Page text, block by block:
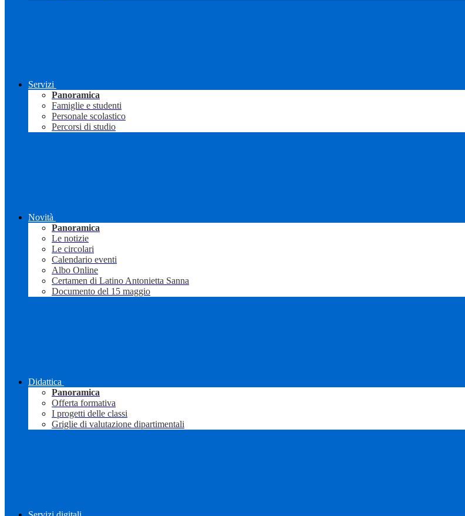
Servizi
Panoramica
Famiglie e studenti
Personale scolastico
Percorsi di studio
Novità
Panoramica
Le notizie
Le circolari
Calendario eventi
Albo Online
Certamen di Latino Antonietta Sanna
Documento del 15 maggio
Didattica
Panoramica
Offerta formativa
I progetti delle classi
Griglie di valutazione dipartimentali